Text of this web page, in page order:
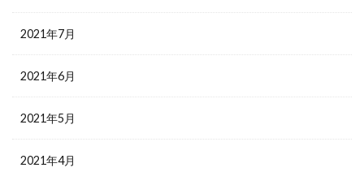
2021年7月
2021年6月
2021年5月
2021年4月